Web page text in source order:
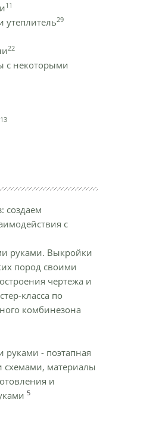
11
утеплитель29
22
с некоторыми
13
создаем
с
руками. Выкройки
пород своими
чертежа и
класса по
комбинезона
руками - поэтапная
схемами, материалы
и
5